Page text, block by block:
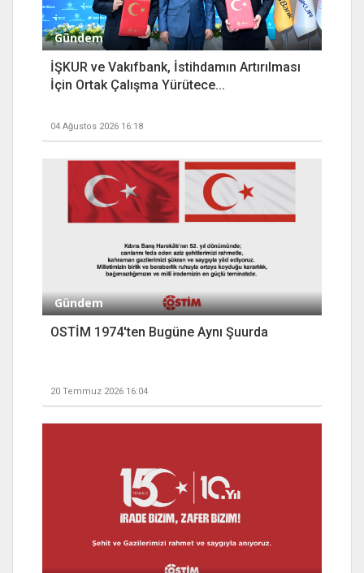
Gündem
İŞKUR ve Vakıfbank, İstihdamın Artırılması
İçin Ortak Çalışma Yürütece...
04 Ağustos 2026 16:18
Gündem
OSTİM 1974'ten Bugüne Aynı Şuurda
20 Temmuz 2026 16:04